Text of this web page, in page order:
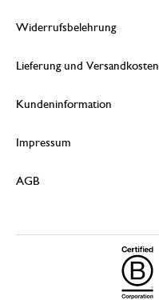
Widerrufsbelehrung
Lieferung und Versandkosten
Kundeninformation
Impressum
AGB